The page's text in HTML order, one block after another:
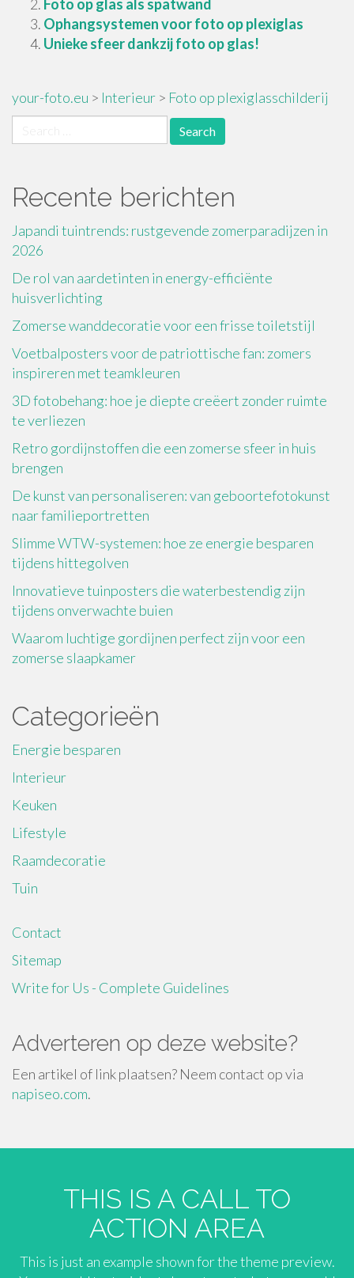
Foto op glas als spatwand
Ophangsystemen voor foto op plexiglas
Unieke sfeer dankzij foto op glas!
your-foto.eu > Interieur > Foto op plexiglasschilderij
for:
Recente berichten
Japandi tuintrends: rustgevende zomerparadijzen in
2026
De rol van aardetinten in energy-efficiënte
huisverlichting
Zomerse wanddecoratie voor een frisse toiletstijl
Voetbalposters voor de patriottische fan: zomers
inspireren met teamkleuren
3D fotobehang: hoe je diepte creëert zonder ruimte
te verliezen
Retro gordijnstoffen die een zomerse sfeer in huis
brengen
De kunst van personaliseren: van geboortefotokunst
naar familieportretten
Slimme WTW-systemen: hoe ze energie besparen
tijdens hittegolven
Innovatieve tuinposters die waterbestendig zijn
tijdens onverwachte buien
Waarom luchtige gordijnen perfect zijn voor een
zomerse slaapkamer
Categorieën
Energie besparen
Interieur
Keuken
Lifestyle
Raamdecoratie
Tuin
Contact
Sitemap
Write for Us - Complete Guidelines
Adverteren op deze website?
Een artikel of link plaatsen? Neem contact op via
napiseo.com.
THIS IS A CALL TO
ACTION AREA
This is just an example shown for the theme preview.